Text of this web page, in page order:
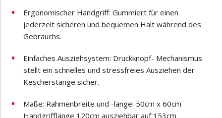
Ergonomischer Handgriff: Gummiert für einen
jederzeit sicheren und bequemen Halt während des
Gebrauchs.
Einfaches Ausziehsystem: Druckknopf- Mechanismus
stellt ein schnelles und stressfreies Ausziehen der
Kescherstange sicher.
Maße: Rahmenbreite und -länge: 50cm x 60cm
Handgrifflänge 120cm ausziehbar auf 153cm